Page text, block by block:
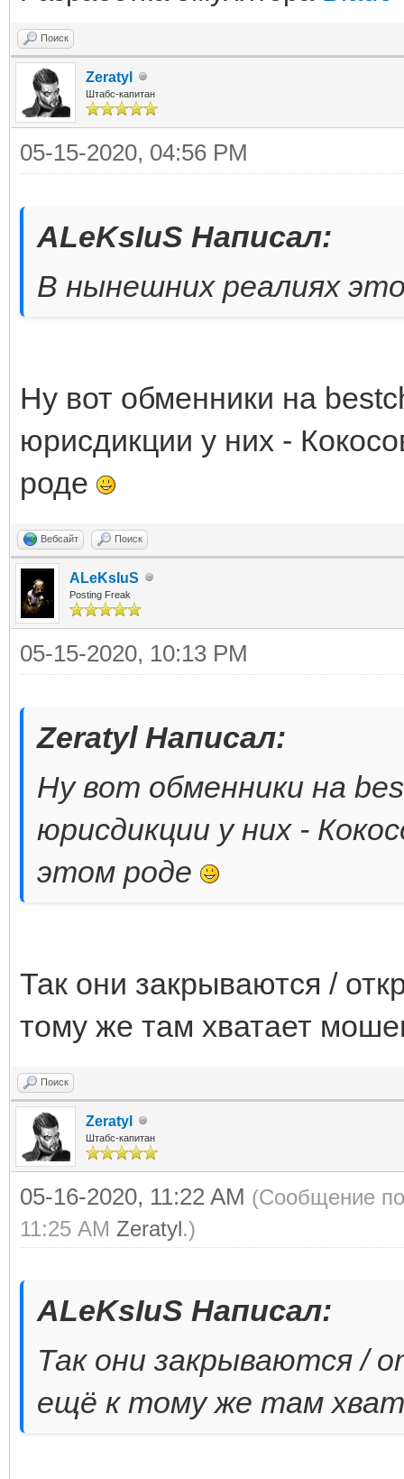
Поиск
Zeratyl
Штабс-капитан
05-15-2020, 04:56 PM
ALeKsIuS Написал:
В нынешних реалиях
Ну вот обменники на
юрисдикции у них -
роде
Вебсайт Поиск
ALeKsIuS
Posting Freak
05-15-2020, 10:13 PM
Zeratyl Написал:
Ну вот обменники на
юрисдикции у них -
этом роде
Так они закрываются /
тому же там хватает
Поиск
Zeratyl
Штабс-капитан
05-16-2020, 11:22 AM (Сообщение
11:25 AM Zeratyl.)
ALeKsIuS Написал:
Так они закрываются /
ещё к тому же там